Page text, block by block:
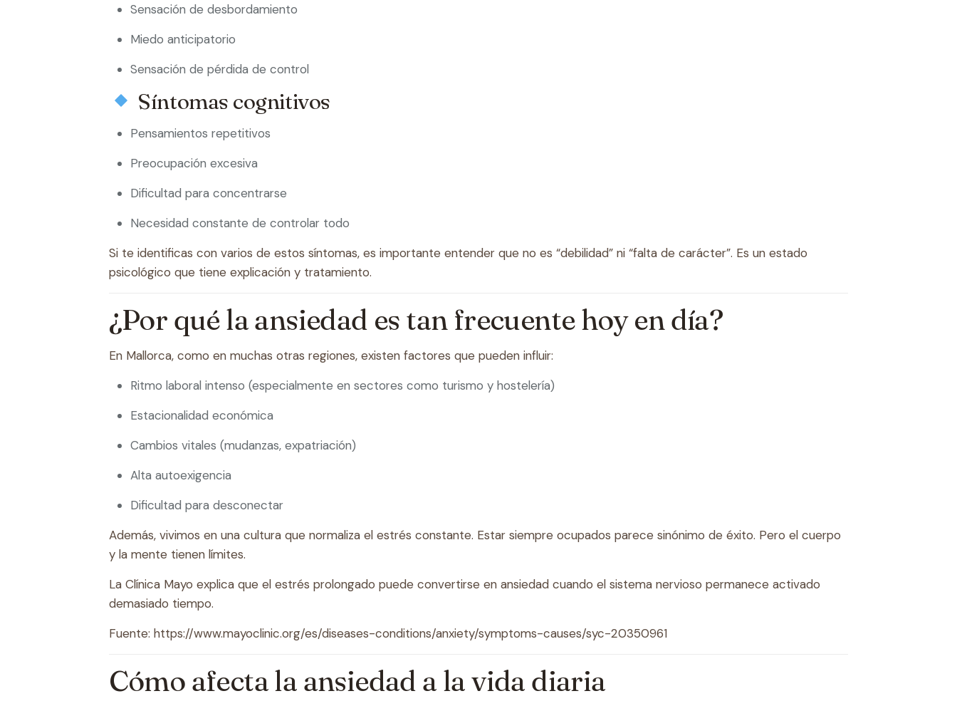
Sensación de desbordamiento
Miedo anticipatorio
Sensación de pérdida de control
Síntomas cognitivos
Pensamientos repetitivos
Preocupación excesiva
Dificultad para concentrarse
Necesidad constante de controlar todo
Si te identificas con varios de estos síntomas, es importante entender que no es “debilidad” ni “falta de carácter”. Es un estado
psicológico que tiene explicación y tratamiento.
¿Por qué la ansiedad es tan frecuente hoy en día?
En Mallorca, como en muchas otras regiones, existen factores que pueden influir:
Ritmo laboral intenso (especialmente en sectores como turismo y hostelería)
Estacionalidad económica
Cambios vitales (mudanzas, expatriación)
Alta autoexigencia
Dificultad para desconectar
Además, vivimos en una cultura que normaliza el estrés constante. Estar siempre ocupados parece sinónimo de éxito. Pero el cuerpo
y la mente tienen límites.
La Clínica Mayo explica que el estrés prolongado puede convertirse en ansiedad cuando el sistema nervioso permanece activado
demasiado tiempo.
Fuente: https://www.mayoclinic.org/es/diseases-conditions/anxiety/symptoms-causes/syc-20350961
Cómo afecta la ansiedad a la vida diaria